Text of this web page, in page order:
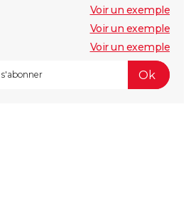
Voir un exemple
Voir un exemple
Voir un exemple